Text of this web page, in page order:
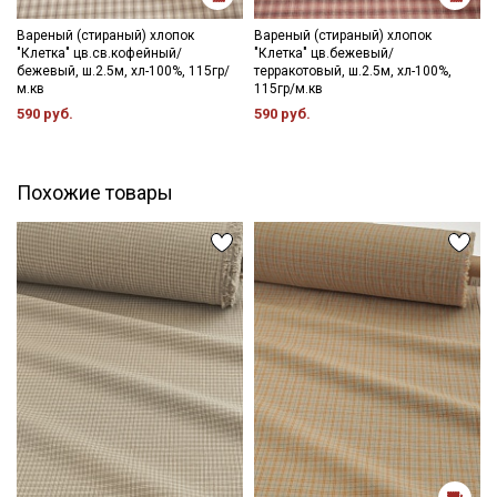
- противопоказано употребление отбеливателей;
- сушить в расправленном, подвешенном состоянии (не
пересушивать).
Цветопередача может отличаться от оригинального цвета
ткани в зависимости от настроек вашего монитора и в
Вареный (стираный) хлопок
"Клетка" цв.св.кофейный/
бежевый, ш.2.5м, хл-100%, 115гр/
м.кв
590 руб.
Вареный (стираный) хлопок
"Клетка" цв.бежевый/
терракотовый, ш.2.5м, хл-100%,
115гр/м.кв
590 руб.
Похожие товары
Секретная рассылка от Купава